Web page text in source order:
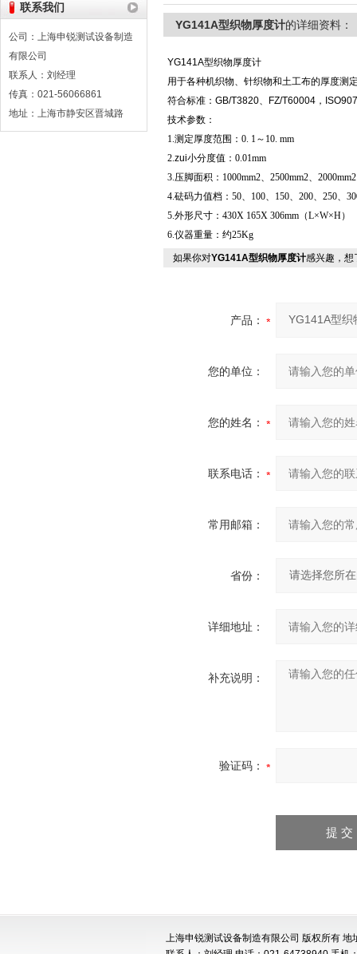
联系我们
公司：上海申锐测试设备制造
有限公司
联系人：刘经理
传真：021-56066861
地址：上海市静安区晋城路
YG141A型织物厚度计的详细资料：
YG141A型织物厚度计
用于各种机织物、针织物和土工布的厚度测
符合标准： GB/T3820、 FZ/T60004 ，
技术参数：
1.测定厚度范围： 0. 1～ 10. mm
2.zui小分度值： 0.01mm
3.压脚面积： 1000mm2、 2500mm2、 2000mm2
4.砝码力值档： 50、 100、 150、 200、 250、
5.外形尺寸： 430X 165X 306mm （L×W×H）
6.仪器重量：约25Kg
如果你对YG141A型织物厚度计感兴趣，想
产品：
您的单位：
您的姓名：
联系电话：
常用邮箱：
省份：
详细地址：
补充说明：
验证码：
上海申锐测试设备制造有限公司 版权所有